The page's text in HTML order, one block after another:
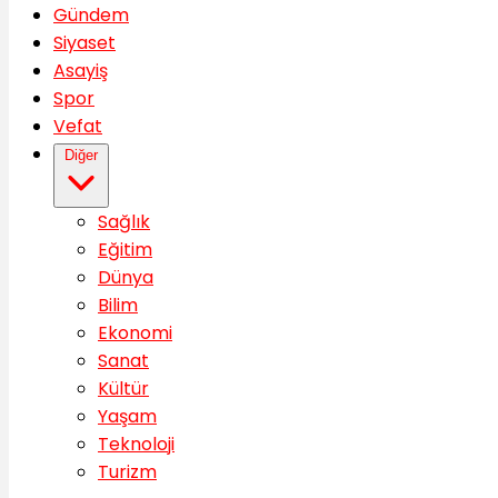
Gündem
Siyaset
Asayiş
Spor
Vefat
Diğer
Sağlık
Eğitim
Dünya
Bilim
Ekonomi
Sanat
Kültür
Yaşam
Teknoloji
Turizm